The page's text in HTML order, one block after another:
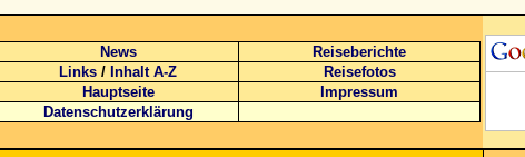
News
Reiseberichte
Links / Inhalt A-Z
Reisefotos
Hauptseite
Impressum
Datenschutzerklärung